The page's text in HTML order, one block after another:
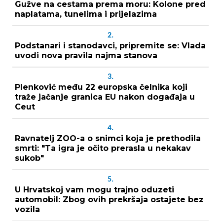
Gužve na cestama prema moru: Kolone pred
naplatama, tunelima i prijelazima
2.
Podstanari i stanodavci, pripremite se: Vlada
uvodi nova pravila najma stanova
3.
Plenković među 22 europska čelnika koji
traže jačanje granica EU nakon događaja u
Ceut
4.
Ravnatelj ZOO-a o snimci koja je prethodila
smrti: "Ta igra je očito prerasla u nekakav
sukob"
5.
U Hrvatskoj vam mogu trajno oduzeti
automobil: Zbog ovih prekršaja ostajete bez
vozila